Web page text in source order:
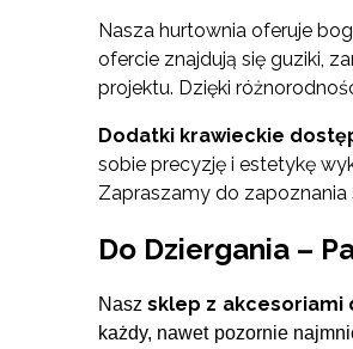
Nasza hurtownia oferuje
ofercie znajdują się guziki,
projektu. Dzięki
Dodatki krawieckie
sobie precyzję i estetykę
Zapraszamy do zapoznania
Do Dziergania –
Naszsklep z akcesoriami
każdy, nawet pozornie